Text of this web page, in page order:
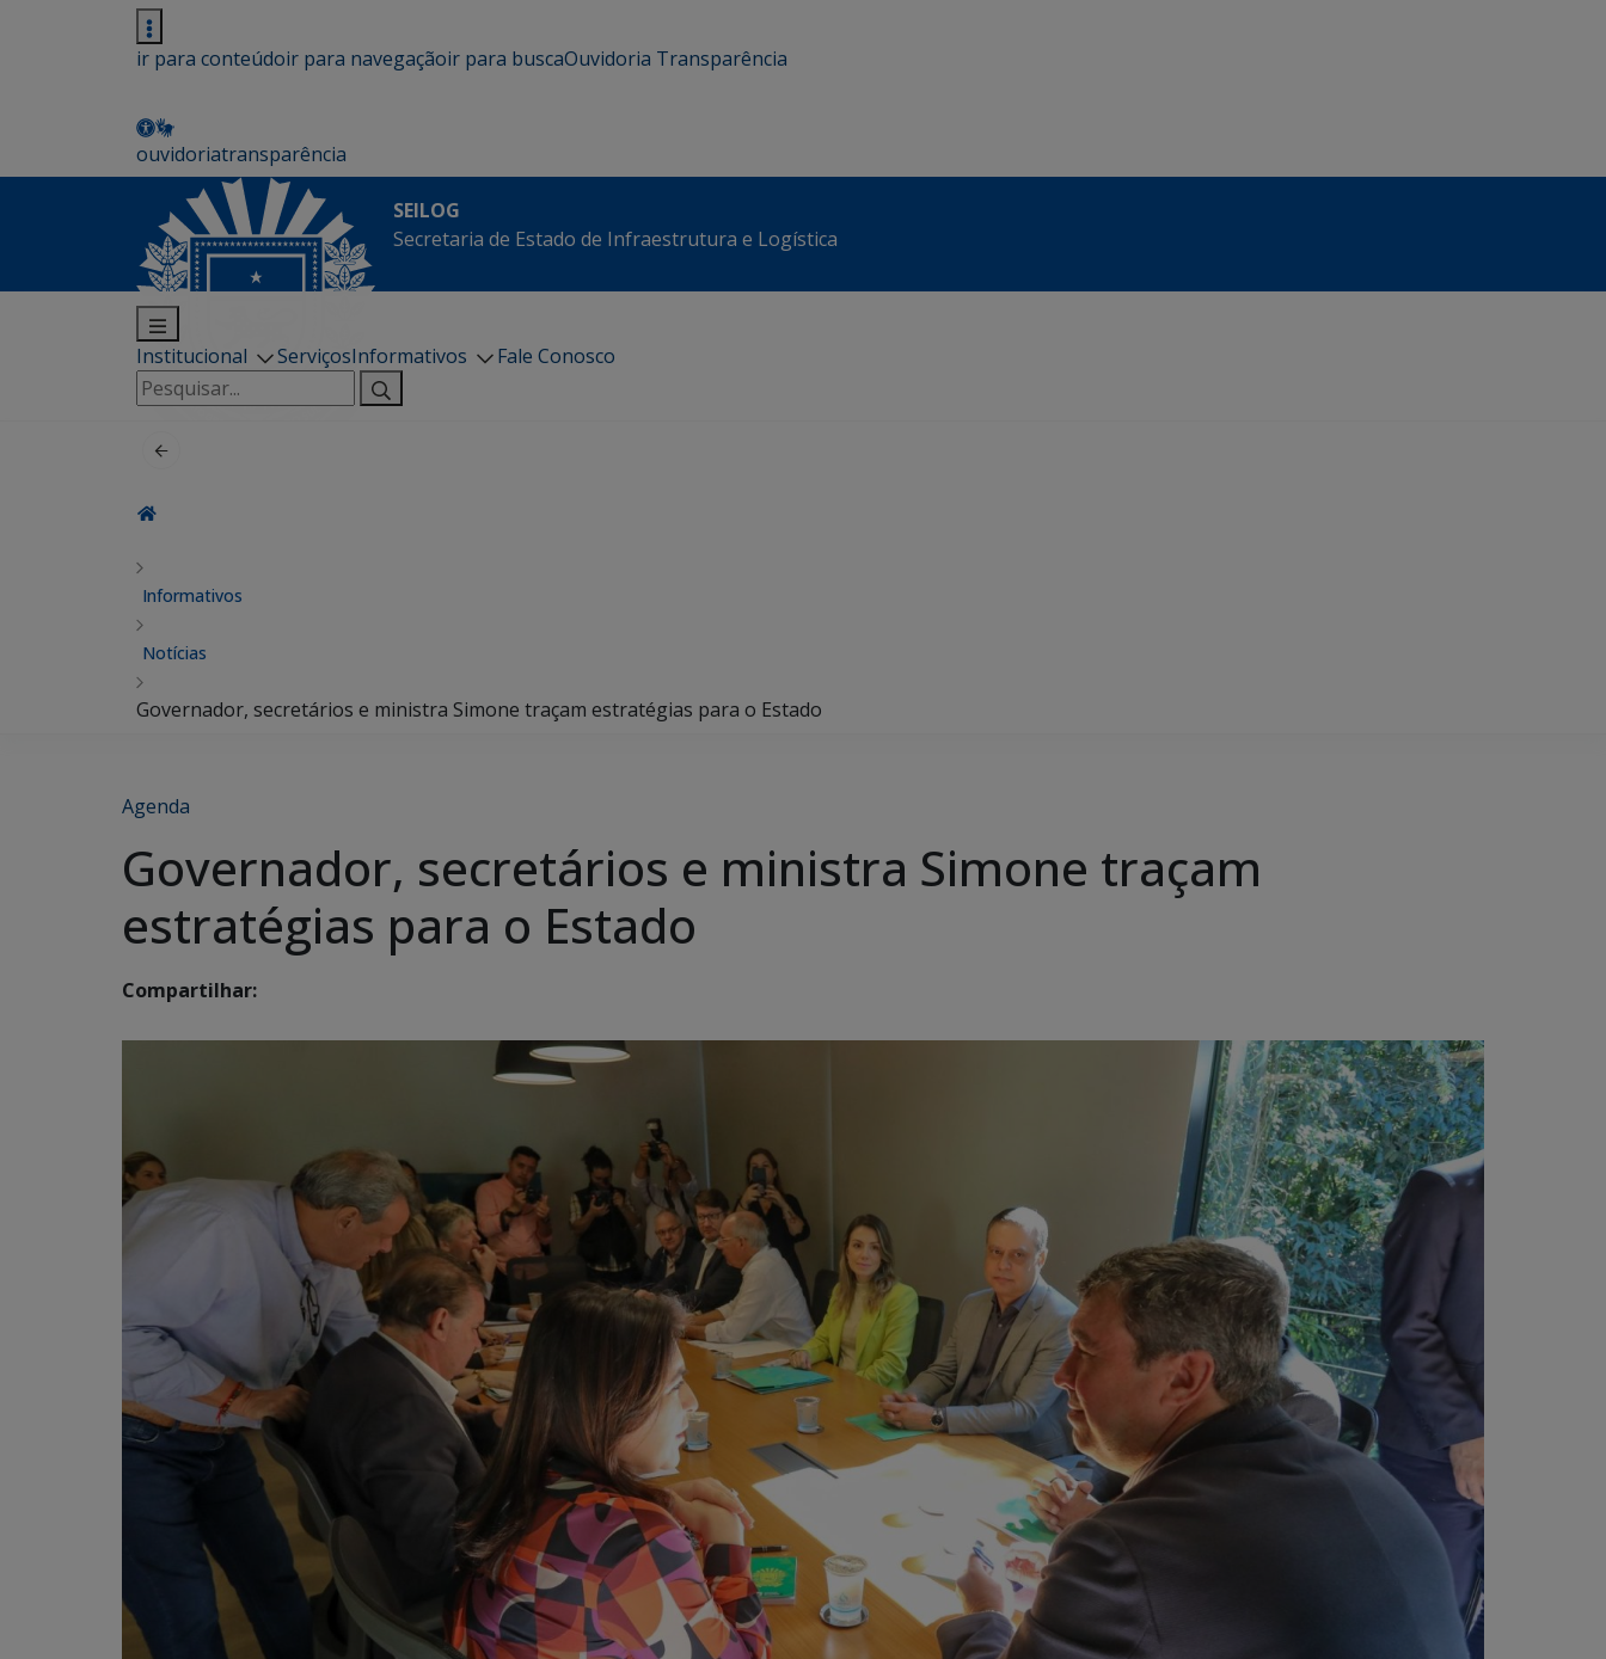
ir para conteúdoir para navegaçãoir para buscaOuvidoria Transparência
ouvidoriatransparência
SEILOG
Secretaria de Estado de Infraestrutura e Logística
Institucional ServiçosInformativos
Fale Conosco
Pesquisar
por:
Informativos
Notícias
Governador, secretários e ministra Simone traçam estratégias para o Estado
Agenda
Governador, secretários e ministra Simone traçam
estratégias para o Estado
Compartilhar: